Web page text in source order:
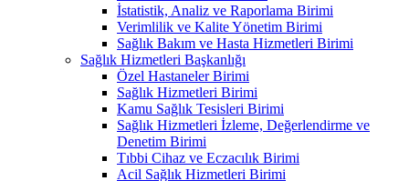
İstatistik, Analiz ve Raporlama Birimi
Verimlilik ve Kalite Yönetim Birimi
Sağlık Bakım ve Hasta Hizmetleri Birimi
Sağlık Hizmetleri Başkanlığı
Özel Hastaneler Birimi
Sağlık Hizmetleri Birimi
Kamu Sağlık Tesisleri Birimi
Sağlık Hizmetleri İzleme, Değerlendirme ve
Denetim Birimi
Tıbbi Cihaz ve Eczacılık Birimi
Acil Sağlık Hizmetleri Birimi